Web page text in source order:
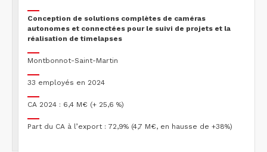
Conception de solutions complètes de caméras
autonomes et connectées pour le suivi de projets et la
réalisation de timelapses
Montbonnot-Saint-Martin
33 employés en 2024
CA 2024 : 6,4 M€ (+ 25,6 %)
Part du CA à l’export : 72,9% (4,7 M€, en hausse de +38%)